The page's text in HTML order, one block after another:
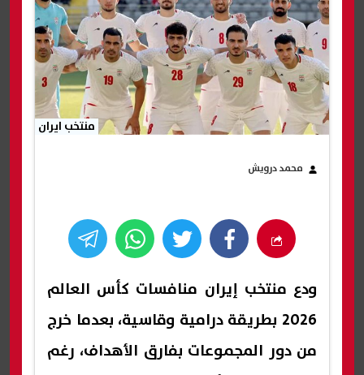
منتخب ايران
محمد درويش
ودع منتخب إيران منافسات كأس العالم
2026 بطريقة درامية وقاسية، بعدما خرج
من دور المجموعات بفارق الأهداف، رغم